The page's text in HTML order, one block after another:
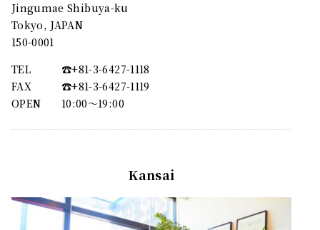
Jingumae Shibuya-ku
Tokyo, JAPAN
150-0001
TEL
☎︎+81-3-6427-1118
FAX
☎︎+81-3-6427-1119
OPEN
10:00〜19:00
Kansai